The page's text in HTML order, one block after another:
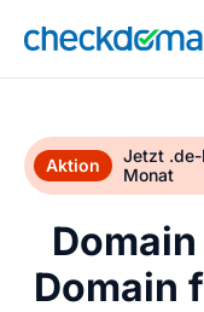
Aktion
Jetzt .de-
Monat
Domain